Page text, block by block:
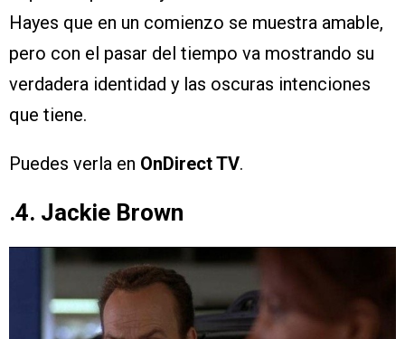
Hayes que en un comienzo se muestra amable,
pero con el pasar del tiempo va mostrando su
verdadera identidad y las oscuras intenciones
que tiene.
Puedes verla en OnDirect TV.
.4. Jackie Brown